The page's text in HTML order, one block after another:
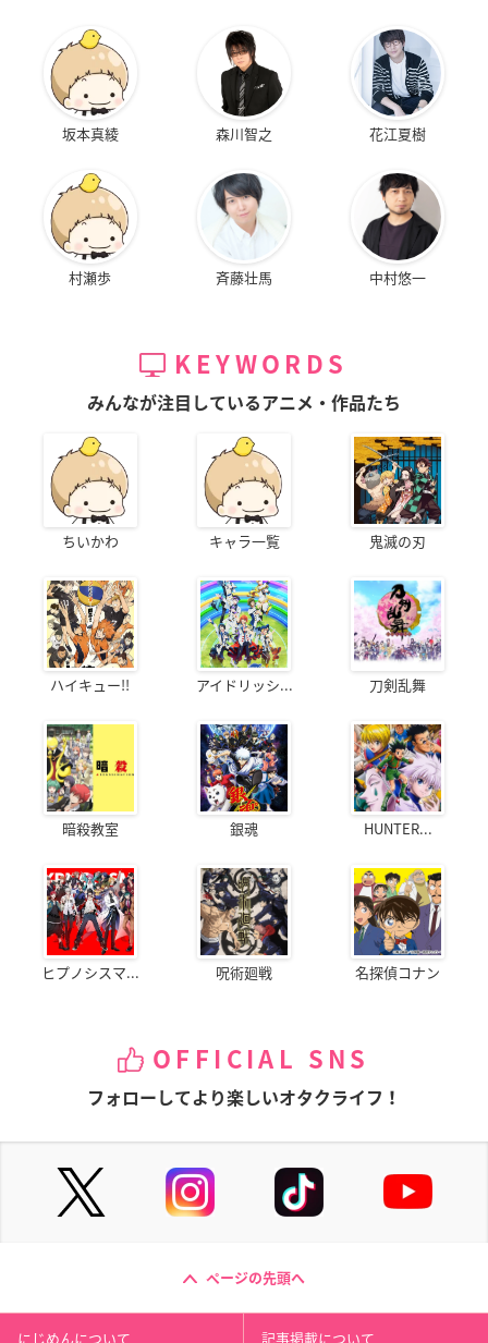
坂本真綾 森川智之 花江夏樹
村瀬歩 斉藤壮馬 中村悠一
KEYWORDS
みんなが注目しているアニメ・作品たち
ちいかわ キャラ一覧 鬼滅の刃
ハイキュー!! アイドリッシ... 刀剣乱舞
暗殺教室 銀魂 HUNTER...
ヒプノシスマ... 呪術廻戦 名探偵コナン
OFFICIAL SNS
フォローしてより楽しいオタクライフ！
ページの先頭へ
にじめんについて 記事掲載について